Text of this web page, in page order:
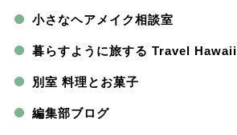
小さなヘアメイク相談室
暮らすように旅する Travel Hawaii
別室 料理とお菓子
編集部ブログ